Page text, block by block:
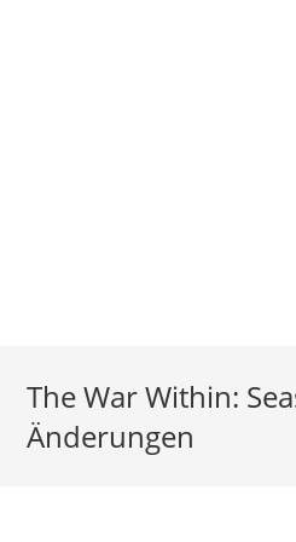
The War Within:
Änderungen